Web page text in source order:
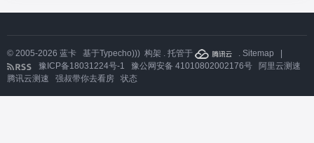
© 2005-2026 蓝卡 基于Typecho))) 构架 . 托管于 . Sitemap
豫ICP备18031224号-1
豫公网安备 41010802002176号
阿里云测速
腾讯云测速
强叔带你去看房 状态